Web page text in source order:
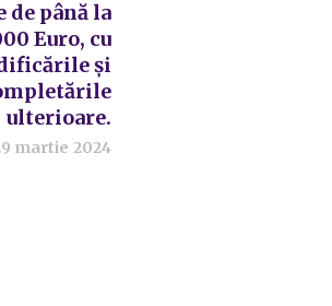
de până la
Euro, cu
și
ulterioare.
martie 2024